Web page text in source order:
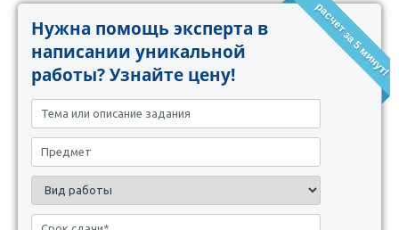
расчет за 5 минут!
Нужна помощь эксперта в
написании уникальной
работы? Узнайте цену!